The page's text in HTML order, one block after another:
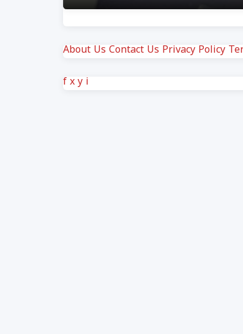
About Us Contact Us Privacy Policy
f x y i